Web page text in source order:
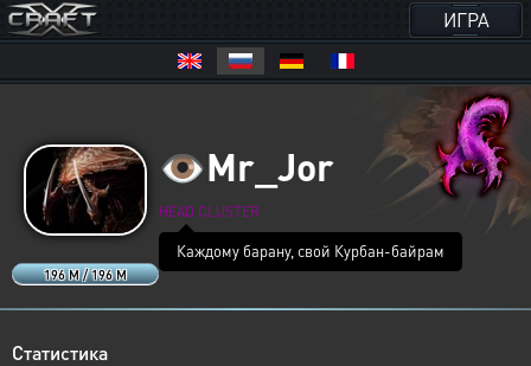
ИГРА
196 M / 196 M
👁️Mr_Jor
HEAD CLUSTER
Каждому барану, свой Курбан-байрам
Статистика